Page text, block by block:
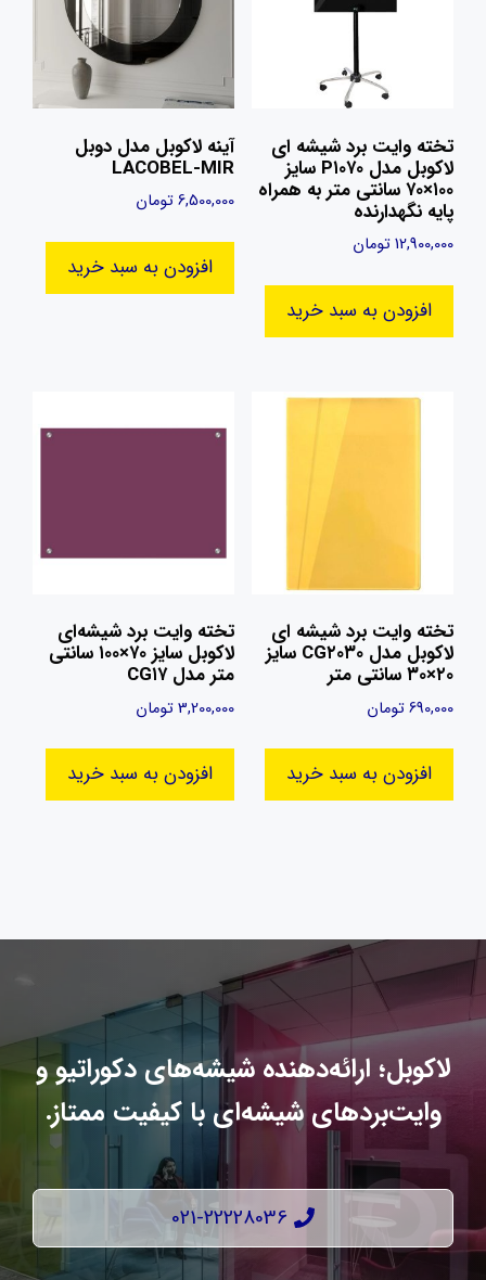
تخته وایت‌ برد شیشه‌ ای
لاکوبل مدل P۱۰۷۰ سایز
۱۰۰×۷۰ سانتی متر به همراه
پایه نگهدارنده
12,900,000تومان
افزودن به سبد خرید
آینه لاکوبل مدل دوبل
LACOBEL-MIR
6,500,000تومان
افزودن به سبد خرید
تخته وایت برد شیشه‌ ای
لاکوبل مدل CG۲۰۳۰ سایز
۲۰×۳۰ سانتی متر
690,000تومان
افزودن به سبد خرید
تخته وایت برد شیشه‌ای
لاکوبل سایز ۷۰×۱۰۰ سانتی
متر مدل CG۱۷
3,200,000تومان
افزودن به سبد خرید
لاکوبل؛ ارائه‌دهنده شیشه‌های دکوراتیو و
وایت‌بردهای شیشه‌ای با کیفیت ممتاز.
021-22228036